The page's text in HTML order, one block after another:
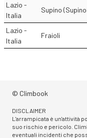
Lazio -
Italia
Supino
Lazio -
Italia
Fraioli
© Climbook
DISCLAIMER
L'arrampicata è un'attività
suo rischio e pericolo.
eventuali incidenti che